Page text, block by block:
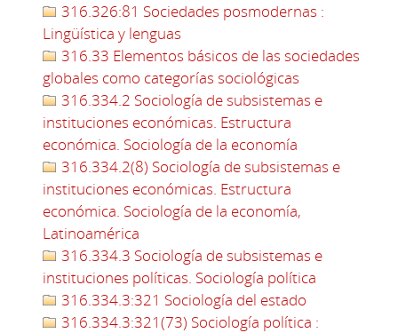
316.326:81 Sociedades posmodernas :
Lingüística y lenguas
316.33 Elementos básicos de las sociedades
globales como categorías sociológicas
316.334.2 Sociología de subsistemas e
instituciones económicas. Estructura
económica. Sociología de la economía
316.334.2(8) Sociología de subsistemas e
instituciones económicas. Estructura
económica. Sociología de la economía,
Latinoamérica
316.334.3 Sociología de subsistemas e
instituciones políticas. Sociología política
316.334.3:321 Sociología del estado
316.334.3:321(73) Sociología política :